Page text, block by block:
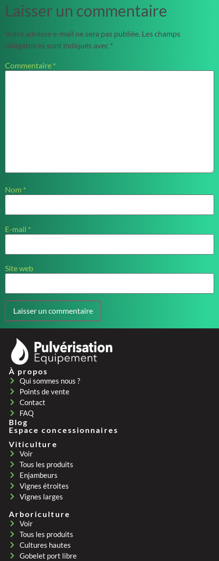
Laisser un commentaire
Votre adresse e-mail ne sera pas publiée. Les champs
obligatoires sont indiqués avec *
Commentaire *
Nom *
E-mail *
Site web
À propos
Qui sommes nous ?
Points de vente
Contact
FAQ
Blog
Espace concessionnaires
Viticulture
Voir
Tous les produits
Enjambeurs
Vignes étroites
Vignes larges
Arboriculture
Voir
Tous les produits
Cultures hautes
Gobelet port libre